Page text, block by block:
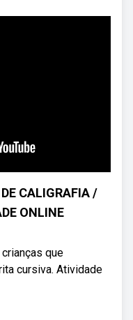
CALIGRAFIA /
ONLINE
que
cursiva. Atividade